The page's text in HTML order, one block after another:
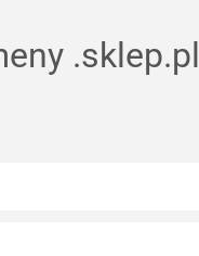
.sklep.pl